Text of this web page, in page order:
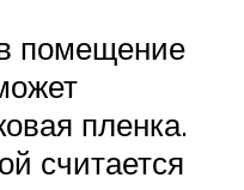
помещение
пленка.
считается